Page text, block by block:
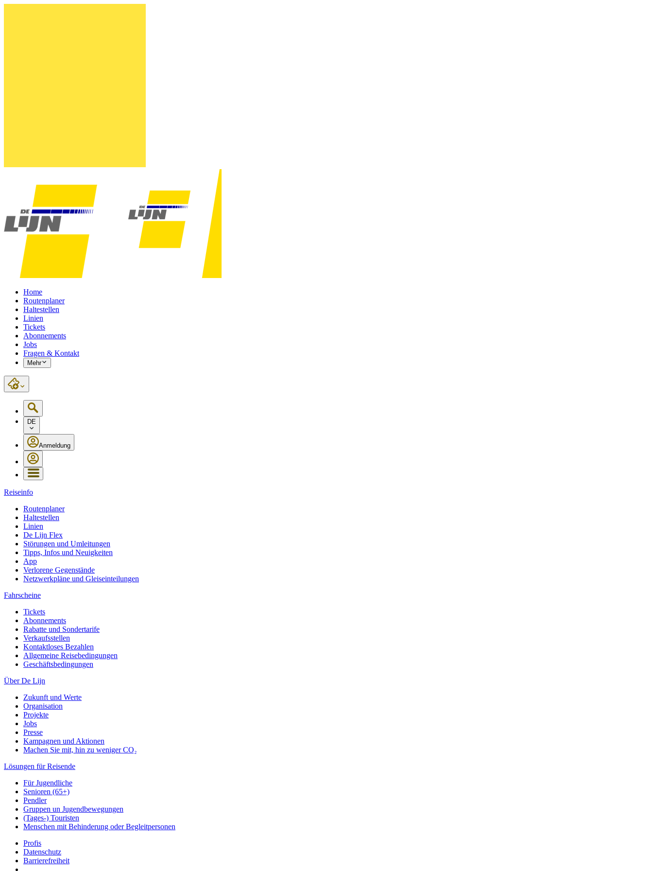
Home
Routenplaner
Haltestellen
Linien
Tickets
Abonnements
Jobs
Fragen & Kontakt
Mehr
DE
Anmeldung
Reiseinfo
Routenplaner
Haltestellen
Linien
De Lijn Flex
Störungen und Umleitungen
Tipps, Infos und Neuigkeiten
App
Verlorene Gegenstände
Netzwerkpläne und Gleiseinteilungen
Fahrscheine
Tickets
Abonnements
Rabatte und Sondertarife
Verkaufsstellen
Kontaktloses Bezahlen
Allgemeine Reisebedingungen
Geschäftsbedingungen
Über De Lijn
Zukunft und Werte
Organisation
Projekte
Jobs
Presse
Kampagnen und Aktionen
Machen Sie mit, hin zu weniger CO₂
Lösungen für Reisende
Für Jugendliche
Senioren (65+)
Pendler
Gruppen un Jugendbewegungen
(Tages-) Touristen
Menschen mit Behinderung oder Begleitpersonen
Profis
Datenschutz
Barrierefreiheit